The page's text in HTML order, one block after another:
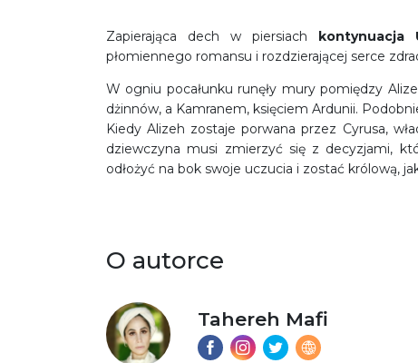
Zapierająca dech w piersiach kontynuacja
płomiennego romansu i rozdzierającej serce
W ogniu pocałunku runęły mury pomiędzy
dżinnów, a Kamranem, księciem Ardunii.
Kiedy Alizeh zostaje porwana przez Cyrusa,
dziewczyna musi zmierzyć się z decyzjami,
odłożyć na bok swoje uczucia i zostać królową,
O autorce
Tahereh Mafi